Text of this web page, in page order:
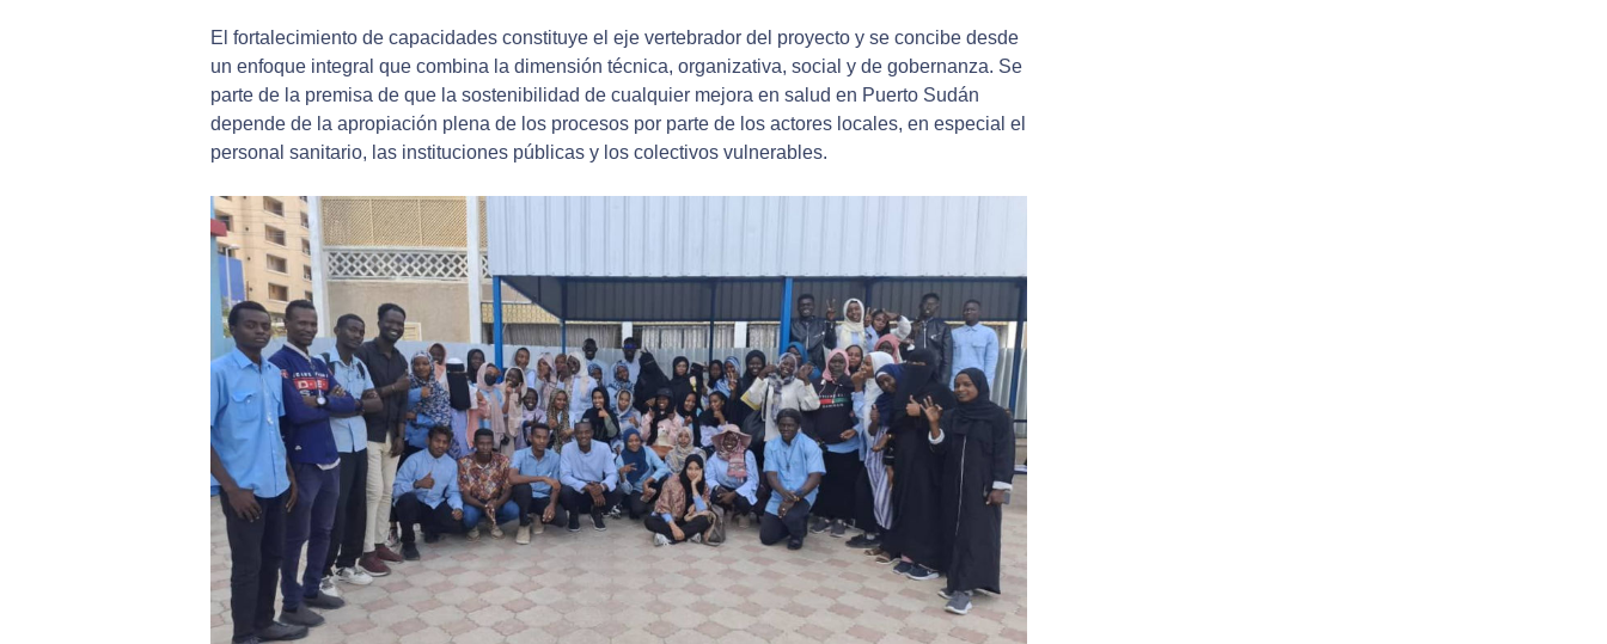
El fortalecimiento de capacidades constituye el eje vertebrador del proyecto y se concibe desde
un enfoque integral que combina la dimensión técnica, organizativa, social y de gobernanza. Se
parte de la premisa de que la sostenibilidad de cualquier mejora en salud en Puerto Sudán
depende de la apropiación plena de los procesos por parte de los actores locales, en especial el
personal sanitario, las instituciones públicas y los colectivos vulnerables.